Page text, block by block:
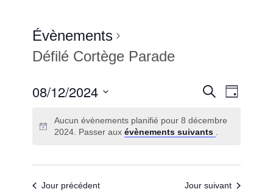
Évènements
Défilé Cortège Parade
vues
Recherche
de
Jour
08/12/2024
une
Aucun évènements planifié pour 8 décembre
2024. Passer aux évènements suivants
Jour précédent Jour suivant